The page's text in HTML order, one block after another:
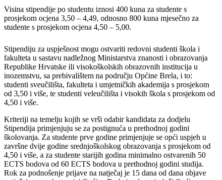
Visina stipendije po studentu iznosi 400 kuna za studente s
prosjekom ocjena 3,50 – 4,49, odnosno 800 kuna mjesečno za
studente s prosjekom ocjena 4,50 – 5,00.
Stipendiju za uspješnost mogu ostvariti redovni studenti škola i
fakulteta u sastavu nadležnog Ministarstva znanosti i obrazovanja
Republike Hrvatske ili visokoškolskih obrazovnih institucija u
inozemstvu, sa prebivalištem na području Općine Brela, i to:
studenti sveučilišta, fakulteta i umjetničkih akademija s prosjekom
od 3,50 i više, te studenti veleučilišta i visokih škola s prosjekom od
4,50 i više.
Kriteriji na temelju kojih se vrši odabir kandidata za dodjelu
Stipendija primjenjuju se za postignuća u prethodnoj godini
školovanja. Za studente prve godine primjenjuje se opći uspjeh u
završne dvije godine srednjoškolskog obrazovanja s prosjekom od
4,50 i više, a za studente starijih godina minimalno ostvarenih 50
ECTS bodova od 60 ECTS bodova u prethodnoj godini studija.
Rok za podnošenje prijave na natječaj je 15 dana od dana objave